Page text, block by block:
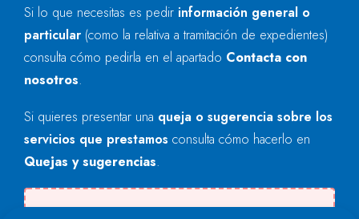
Si lo que necesitas es pedir información general o
particular (como la relativa a tramitación de expedientes)
consulta cómo pedirla en el apartado Contacta con
nosotros.
Si quieres presentar una queja o sugerencia sobre los
servicios que prestamos consulta cómo hacerlo en
Quejas y sugerencias.